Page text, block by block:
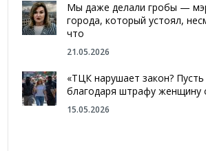
Мы даже делали гробы —
города, который устоял,
что
21.05.2026
«ТЦК нарушает закон?
благодаря штрафу женщину
15.05.2026